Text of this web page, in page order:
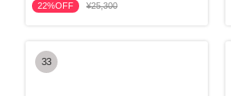
22%OFF ¥25,300
33